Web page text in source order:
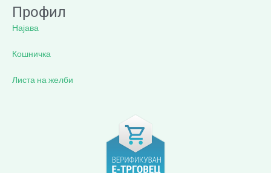
Профил
Најава
Кошничка
Листа на желби